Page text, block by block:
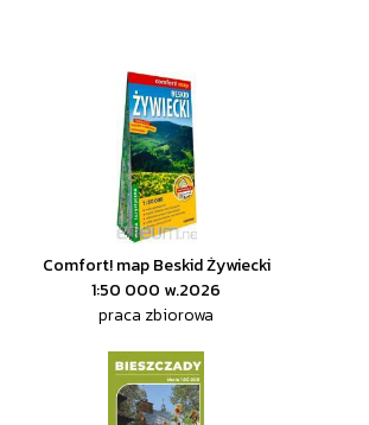
Comfort! map Beskid Żywiecki
1:50 000 w.2026
praca zbiorowa